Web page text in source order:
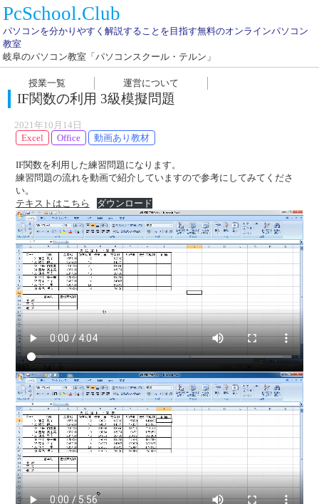
PcSchool.Club
パソコンを分かりやすく解説することを目指す無料のオンラインパソコン
教室
岐阜のパソコン教室「パソコンスクール・テルン」
授業一覧 運営について
IF関数の利用 3級模擬問題
2021年10月14日
Excel
Office 動画あり教材
IF関数を利用した練習問題になります。
練習問題の流れを動画で紹介していますので参考にしてみてくださ
い。
テキストはこちら
ダウンロード